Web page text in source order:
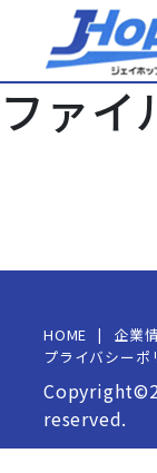
ファイ
HOME 企業
プライバシーポ
reserved.